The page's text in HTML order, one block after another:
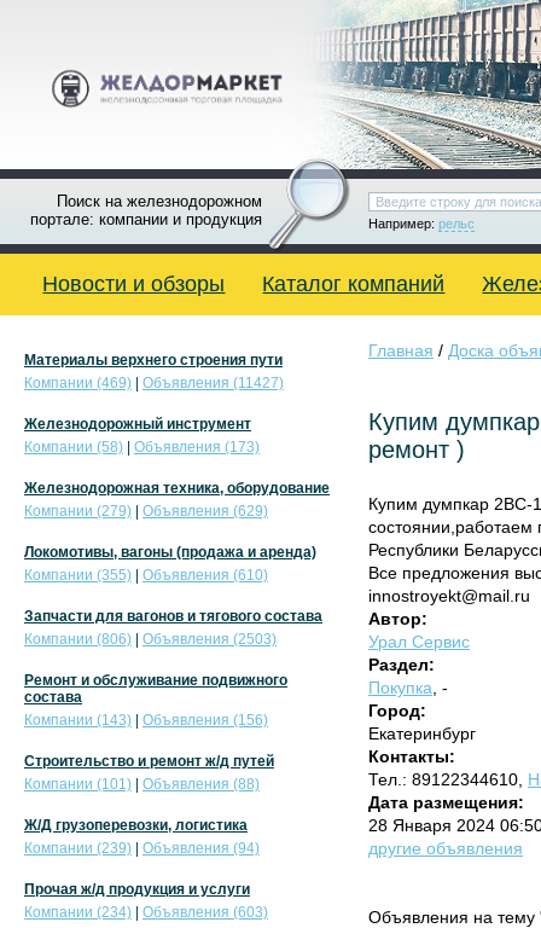
Поиск на железнодорожном
портале: компании и продукция
Например: рельс
Новости и обзоры Каталог компаний
Главная / Доска
Купим
ремонт )
Купим думпкар 2ВС-
состоянии,работаем
Республики
Все предложения
innostroyekt@mail.ru
Автор:
Урал Сервис
Раздел:
Покупка , -
Город:
Екатеринбург
Контакты:
Тел.: 89122344610,
Дата размещения:
28 Января 2024
другие объявления
Объявления на тему
Материалы верхнего строения пути
Компании (469)
Объявления (11427)
Железнодорожный инструмент
Компании (58)
Объявления (173)
Железнодорожная техника, оборудование
Компании (279)
Объявления (629)
Локомотивы, вагоны (продажа и аренда)
Компании (355)
Объявления (610)
Запчасти для вагонов и тягового состава
Компании (806)
Объявления (2503)
Ремонт и обслуживание подвижного
состава
Компании (143)
Объявления (156)
Строительство и ремонт ж/д путей
Компании (101)
Объявления (88)
Ж/Д грузоперевозки, логистика
Компании (239)
Объявления (94)
Прочая ж/д продукция и услуги
Компании (234)
Объявления (603)